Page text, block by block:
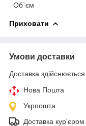
Об`єм
Приховати
Умови доставки
Доставка
Нова Пошта
Укрпошта
Доставка кур'єром